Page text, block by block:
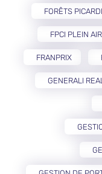
FORÊTS
FPCI PLEIN
FRANPRIX
GENERALI